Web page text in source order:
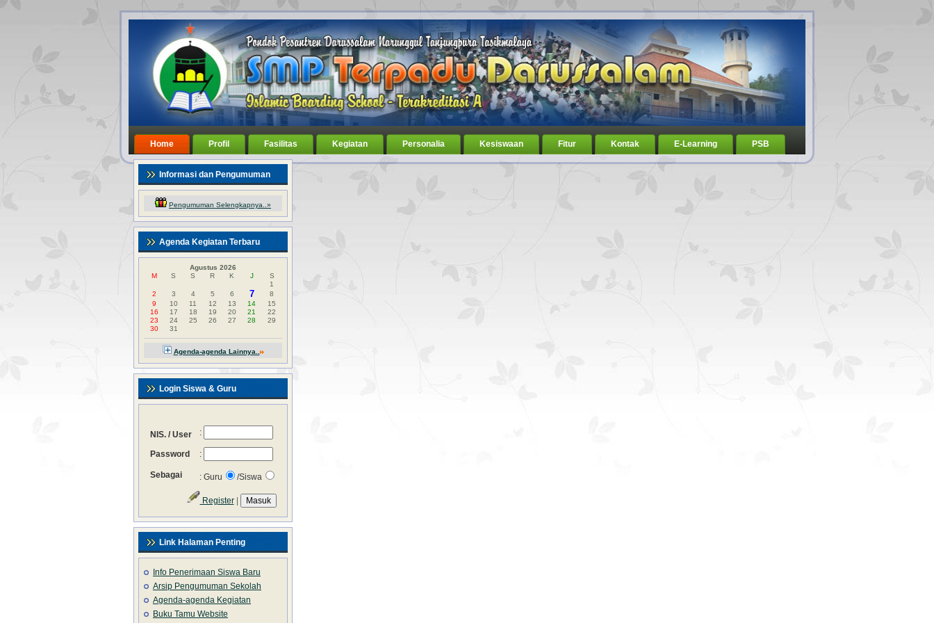
Home Profil Fasilitas Kegiatan Personalia Kesiswaan Fitur Kontak E-Learning PSB
Informasi dan Pengumuman
Pengumuman Selengkapnya..»
Agenda Kegiatan Terbaru
Agustus 2026
M
S S R K J
S
1
2
3 4 5 6 7
8
9
10 11 12 13 14
15
16
17 18 19 20 21
22
23
24 25 26 27 28
29
30
31
Agenda-agenda Lainnya..
Login Siswa & Guru
NIS. / User :
Password :
Sebagai : Guru /Siswa
Register|
Link Halaman Penting
Info Penerimaan Siswa Baru
Arsip Pengumuman Sekolah
Agenda-agenda Kegiatan
Buku Tamu Website